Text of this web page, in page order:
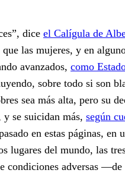
dice el Calígula de
las mujeres, y en
avanzados, como
sobre todo si son
sea más alta, pero su
y se suicidan más, según
en estas páginas, en
lugares del mundo, las
condiciones adversas